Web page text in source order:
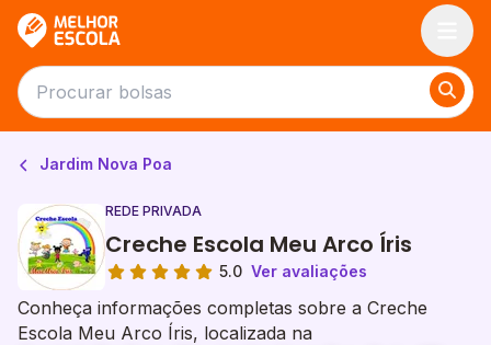
Jardim Nova Poa
REDE PRIVADA
Creche Escola Meu Arco Íris
5.0 Ver avaliações
Conheça informações completas sobre a Creche
Escola Meu Arco Íris, localizada na